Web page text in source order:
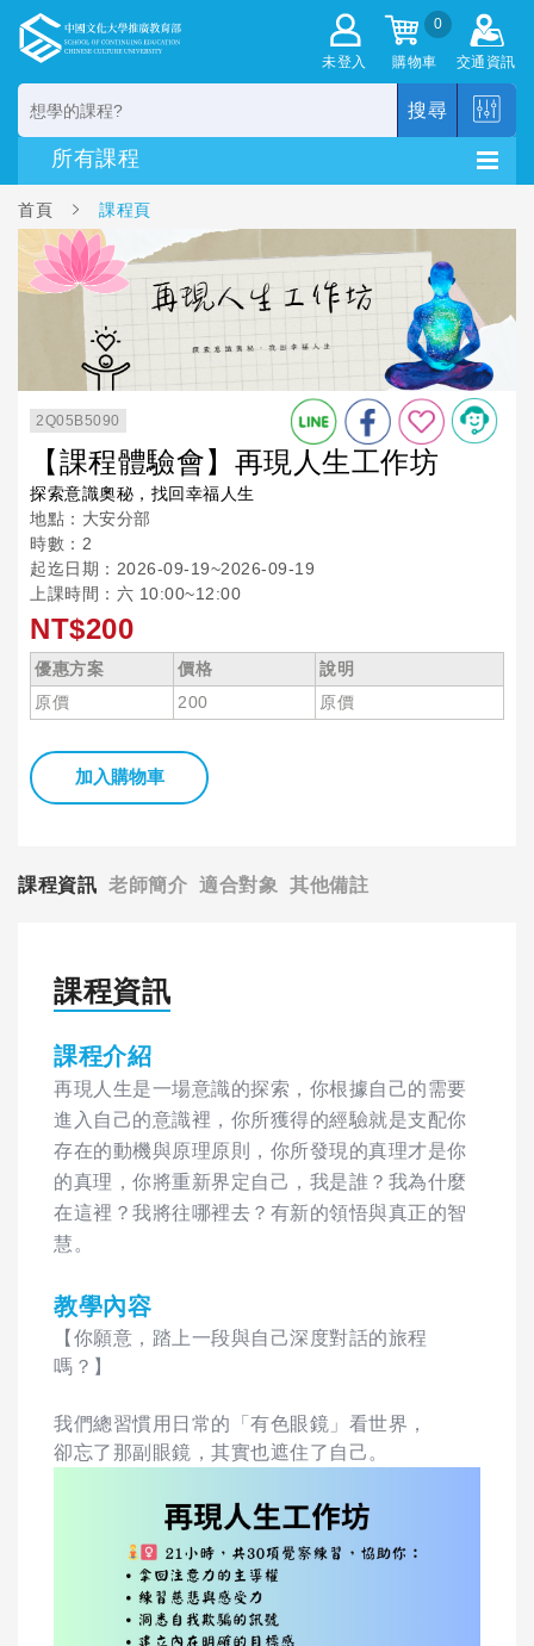
未登入
0
購物車 交通資訊
搜尋
首頁 課程頁
2Q05B5090
【課程體驗會】再現人生工作坊
探索意識奧秘，找回幸福人生
地點：大安分部
時數：2
起迄日期：2026-09-19~2026-09-19
上課時間：六 10:00~12:00
NT$200
優惠方案 價格
說明
原價
200 原價
加入購物車
課程資訊 老師簡介 適合對象 其他備註
課程資訊
課程介紹
再現人生是一場意識的探索，你根據自己的需要
進入自己的意識裡，你所獲得的經驗就是支配你
存在的動機與原理原則，你所發現的真理才是你
的真理，你將重新界定自己，我是誰？我為什麼
在這裡？我將往哪裡去？有新的領悟與真正的智
慧。
教學內容
【你願意，踏上一段與自己深度對話的旅程
嗎？】
我們總習慣用日常的「有色眼鏡」看世界，
卻忘了那副眼鏡，其實也遮住了自己。